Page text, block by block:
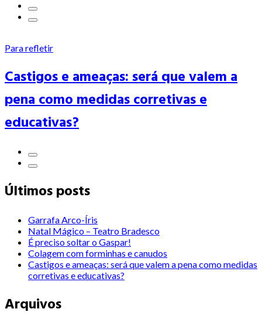
Para refletir
Castigos e ameaças: será que valem a
pena como medidas corretivas e
educativas?
Últimos posts
Garrafa Arco-Íris
Natal Mágico – Teatro Bradesco
É preciso soltar o Gaspar!
Colagem com forminhas e canudos
Castigos e ameaças: será que valem a pena como medidas
corretivas e educativas?
Arquivos